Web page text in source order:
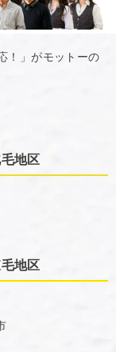
！」がモットーの
地区
地区